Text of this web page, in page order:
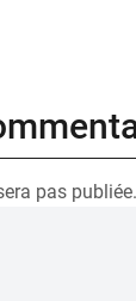
pas publiée.